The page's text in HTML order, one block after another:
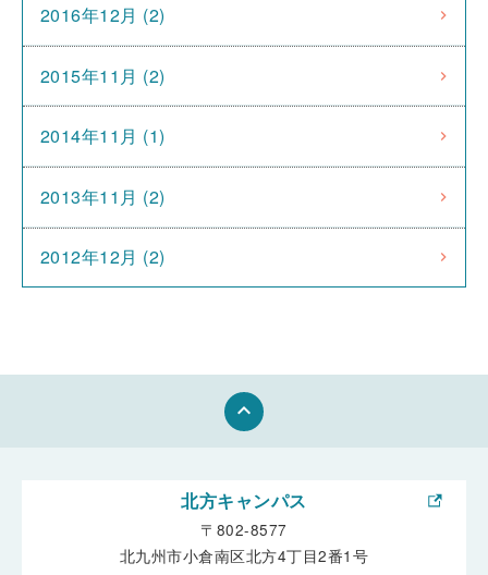
2016年12月 (2)
2015年11月 (2)
2014年11月 (1)
2013年11月 (2)
2012年12月 (2)
keyboard_arrow_up
北方キャンパス
〒802-8577
北九州市小倉南区北方4丁目2番1号